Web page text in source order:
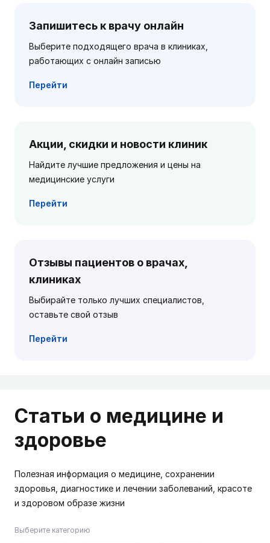
Запишитесь к врачу онлайн
Выберите подходящего врача в клиниках,
работающих с онлайн записью
Перейти
Акции, скидки и новости клиник
Найдите лучшие предложения и цены на
медицинские услуги
Перейти
Отзывы пациентов о врачах,
клиниках
Выбирайте только лучших специалистов,
оставьте свой отзыв
Перейти
Статьи о медицине и
здоровье
Полезная информация о медицине, сохранении
здоровья, диагностике и лечении заболеваний, красоте
и здоровом образе жизни
Выберите категорию